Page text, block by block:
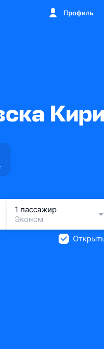
Профиль
1 пассажир
Эконом